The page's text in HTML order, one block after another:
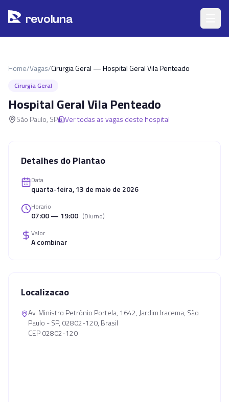
revoluna
Home/Vagas/Cirurgia Geral — Hospital Geral Vila Penteado
Cirurgia Geral
Hospital Geral Vila Penteado
São Paulo, SP Ver todas as vagas deste hospital
Detalhes do Plantao
Data
quarta-feira, 13 de maio de 2026
Horario
07:00 — 19:00 (Diurno)
Valor
A combinar
Localizacao
Av. Ministro Petrônio Portela, 1642, Jardim Iracema, São
Paulo - SP, 02802-120, Brasil
CEP 02802-120